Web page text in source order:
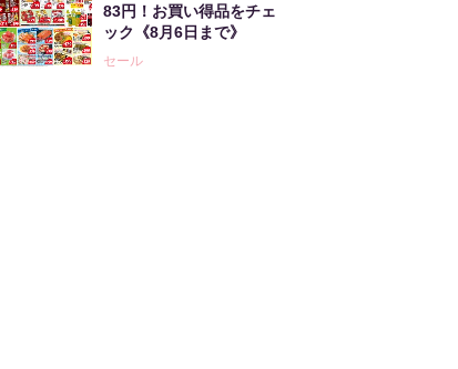
83円！お買い得品をチェ
ック《8月6日まで》
セール